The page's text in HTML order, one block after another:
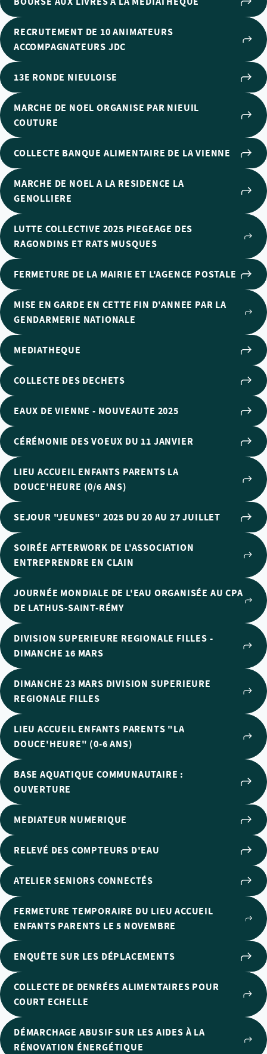
RECRUTEMENT DE 10 ANIMATEURS
ACCOMPAGNATEURS JDC
13E RONDE NIEULOISE
MARCHE DE NOEL ORGANISE PAR NIEUIL
COUTURE
COLLECTE BANQUE ALIMENTAIRE DE LA VIENNE
MARCHE DE NOEL A LA RESIDENCE LA
GENOLLIERE
LUTTE COLLECTIVE 2025 PIEGEAGE DES
RAGONDINS ET RATS MUSQUES
FERMETURE DE LA MAIRIE ET L'AGENCE POSTALE
MISE EN GARDE EN CETTE FIN D'ANNEE PAR LA
GENDARMERIE NATIONALE
MEDIATHEQUE
COLLECTE DES DECHETS
EAUX DE VIENNE - NOUVEAUTE 2025
CÉRÉMONIE DES VOEUX DU 11 JANVIER
LIEU ACCUEIL ENFANTS PARENTS LA
DOUCE'HEURE (0/6 ANS)
SEJOUR "JEUNES" 2025 DU 20 AU 27 JUILLET
SOIRÉE AFTERWORK DE L'ASSOCIATION
ENTREPRENDRE EN CLAIN
JOURNÉE MONDIALE DE L'EAU ORGANISÉE AU CPA
DE LATHUS-SAINT-RÉMY
DIVISION SUPERIEURE REGIONALE FILLES -
DIMANCHE 16 MARS
DIMANCHE 23 MARS DIVISION SUPERIEURE
REGIONALE FILLES
LIEU ACCUEIL ENFANTS PARENTS "LA
DOUCE'HEURE" (0-6 ANS)
BASE AQUATIQUE COMMUNAUTAIRE :
OUVERTURE
MEDIATEUR NUMERIQUE
RELEVÉ DES COMPTEURS D'EAU
ATELIER SENIORS CONNECTÉS
FERMETURE TEMPORAIRE DU LIEU ACCUEIL
ENFANTS PARENTS LE 5 NOVEMBRE
ENQUÊTE SUR LES DÉPLACEMENTS
COLLECTE DE DENRÉES ALIMENTAIRES POUR
COURT ECHELLE
DÉMARCHAGE ABUSIF SUR LES AIDES À LA
RÉNOVATION ÉNERGÉTIQUE